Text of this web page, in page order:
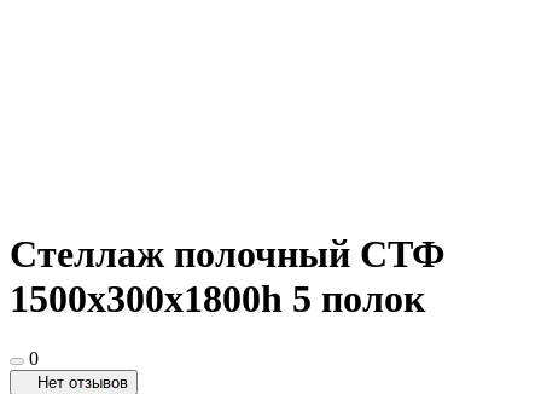
Стеллаж полочный СТФ
1500х300x1800h 5 полок
0
Нет отзывов